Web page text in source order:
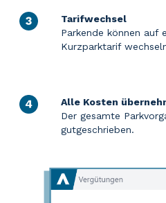
Tarifwechsel
Parkende können auf
Kurzparktarif
Alle Kosten
Der gesamte
gutgeschrieben.